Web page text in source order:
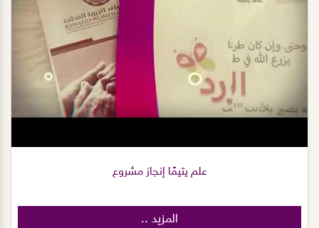
علم يتيمًا إنجاز مشروع
المزيد ..